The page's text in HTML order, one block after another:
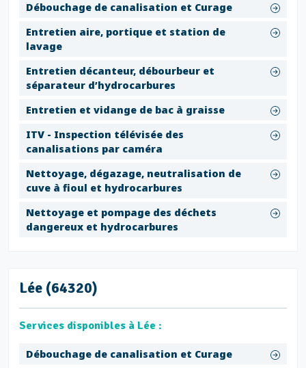
Débouchage de canalisation et Curage
Entretien aire, portique et station de
lavage
Entretien décanteur, débourbeur et
séparateur d’hydrocarbures
Entretien et vidange de bac à graisse
ITV - Inspection télévisée des
canalisations par caméra
Nettoyage, dégazage, neutralisation de
cuve à fioul et hydrocarbures
Nettoyage et pompage des déchets
dangereux et hydrocarbures
Lée (64320)
Services disponibles à Lée :
Débouchage de canalisation et Curage